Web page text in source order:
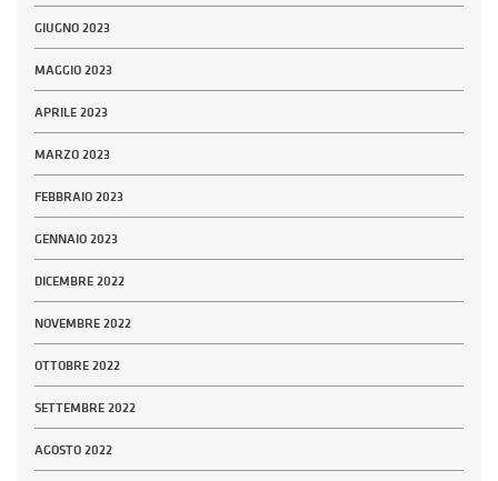
GIUGNO 2023
MAGGIO 2023
APRILE 2023
MARZO 2023
FEBBRAIO 2023
GENNAIO 2023
DICEMBRE 2022
NOVEMBRE 2022
OTTOBRE 2022
SETTEMBRE 2022
AGOSTO 2022